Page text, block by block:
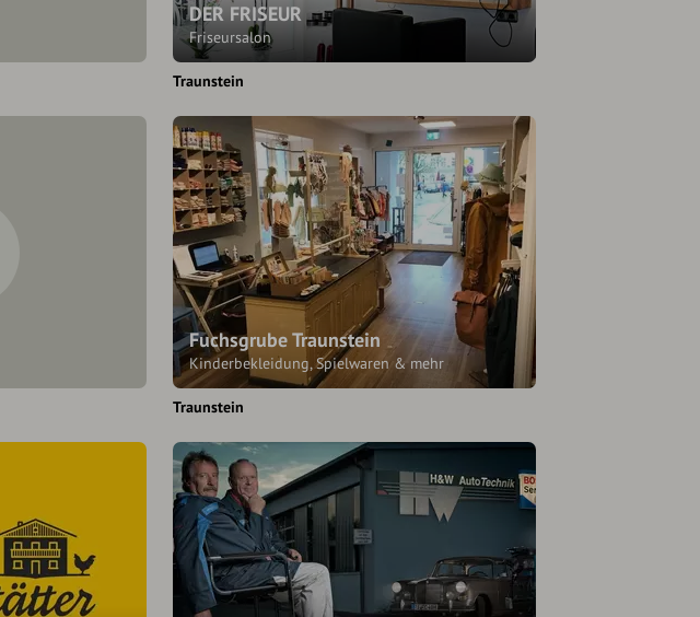
DER FRISEUR
Friseursalon
Traunstein
Fuchsgrube Traunstein
Kinderbekleidung, Spielwaren & mehr
Traunstein